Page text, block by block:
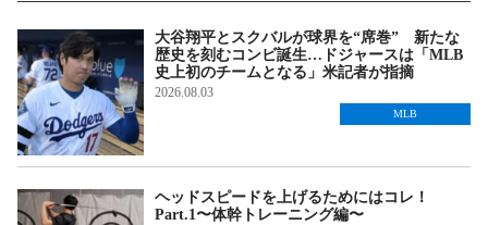
大谷翔平とスクバルが球界を“席巻” 新たな
歴史を刻むコンビ誕生…ドジャースは「MLB
史上初のチームとなる」米記者が指摘
2026.08.03
MLB
ヘッドスピードを上げるためにはコレ！
Part.1〜体幹トレーニング編〜